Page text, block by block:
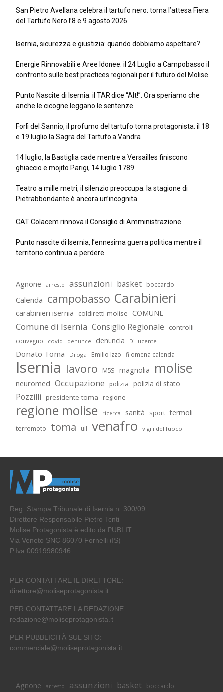
San Pietro Avellana celebra il tartufo nero: torna l’attesa Fiera
del Tartufo Nero l’8 e 9 agosto 2026
Isernia, sicurezza e giustizia: quando dobbiamo aspettare?
Energie Rinnovabili e Aree Idonee: il 24 Luglio a Campobasso il
confronto sulle best practices regionali per il futuro del Molise
Punto Nascite di Isernia: il TAR dice “Alt!”. Ora speriamo che
anche le cicogne leggano le sentenze
Forlì del Sannio, il profumo del tartufo torna protagonista: il 18
e 19 luglio la Sagra del Tartufo a Vandra
14 luglio, la Bastiglia cade mentre a Versailles finiscono
ghiaccio e mojito Parigi, 14 luglio 1789.
Teatro a mille metri, il silenzio preoccupa: la stagione di
Pietrabbondante è ancora un’incognita
CAT Colacem rinnova il Consiglio di Amministrazione
Punto nascite di Isernia, l’ennesima guerra politica mentre il
territorio continua a perdere
Agnone arresto assunzioni basket boccardo
Calenda campobasso Carabinieri
carabinieri isernia coldiretti molise COMUNE
Comune di Isernia Consiglio Regionale controlli
convegno covid denunce denuncia Di lucente
Donato Toma Droga Emilio Izzo filomena calenda
Isernia lavoro M5S magnolia molise
neuromed Occupazione polizia polizia di stato
Pozzilli presidente toma regione
regione molise ricerca sanità sport termoli
terremoto toma uil venafro vigili del fuoco
Reg. Stampa Tribunale di Isernia n. 300/09
Direttore Responsabile Pietro Tonti
Molise Protagonista è edito da PUBLIT
Via Veneto SNC 86070 Fornelli (IS)
P.Iva 00919980946
PER CONTATTARE IL DIRETTORE:
direttore@moliseprotagonista.it
PER CONTATTARE LA REDAZIONE:
redazione@moliseprotagonista.it
PER PUBBLICITÀ SUL SITO:
commerciale@moliseprotagonista.it
Agnone arresto assunzioni basket boccardo